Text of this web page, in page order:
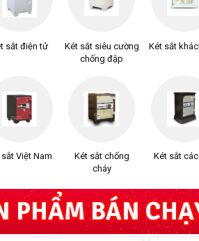
sắt điện tử
Việt Nam
Két sắt siêu cường
chống đập
Két sắt chống
cháy
Két sắt
Két sắt
PHẨM BÁN